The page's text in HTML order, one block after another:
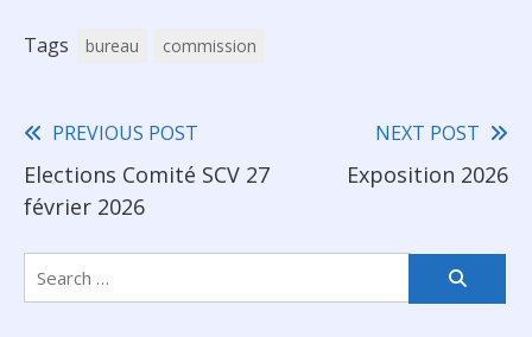
Tags bureau commission
Read
more
PREVIOUS POST
Elections Comité SCV 27
février 2026
NEXT POST
Exposition 2026
Search